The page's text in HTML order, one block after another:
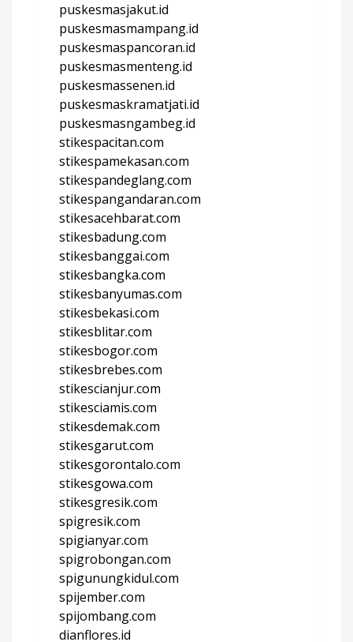
puskesmasjakut.id
puskesmasmampang.id
puskesmaspancoran.id
puskesmasmenteng.id
puskesmassenen.id
puskesmaskramatjati.id
puskesmasngambeg.id
stikespacitan.com
stikespamekasan.com
stikespandeglang.com
stikespangandaran.com
stikesacehbarat.com
stikesbadung.com
stikesbanggai.com
stikesbangka.com
stikesbanyumas.com
stikesbekasi.com
stikesblitar.com
stikesbogor.com
stikesbrebes.com
stikescianjur.com
stikesciamis.com
stikesdemak.com
stikesgarut.com
stikesgorontalo.com
stikesgowa.com
stikesgresik.com
spigresik.com
spigianyar.com
spigrobongan.com
spigunungkidul.com
spijember.com
spijombang.com
dianflores.id